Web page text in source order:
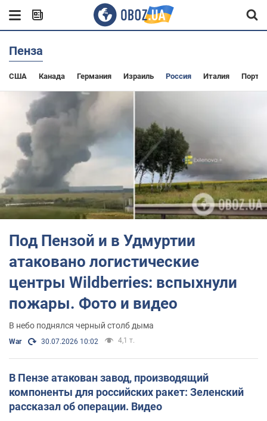
Пенза
США Канада Германия Израиль Россия Италия
Под Пензой и в Удмуртии
атаковано логистические
центры Wildberries: вспыхнули
пожары. Фото и видео
В небо поднялся черный столб дыма
War 30.07.2026 10:02 4,1 т.
В Пензе атакован завод, производящий
компоненты для российских ракет: Зеленский
рассказал об операции. Видео